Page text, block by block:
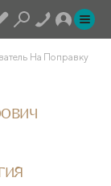
На Поправку